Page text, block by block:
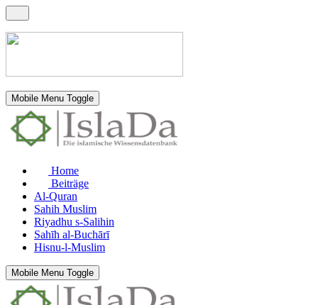
Mobile Menu Toggle
Home
Beiträge
Al-Quran
Sahih Muslim
Riyadhu s-Salihin
Sahīh al-Buchārī
Hisnu-l-Muslim
Mobile Menu Toggle